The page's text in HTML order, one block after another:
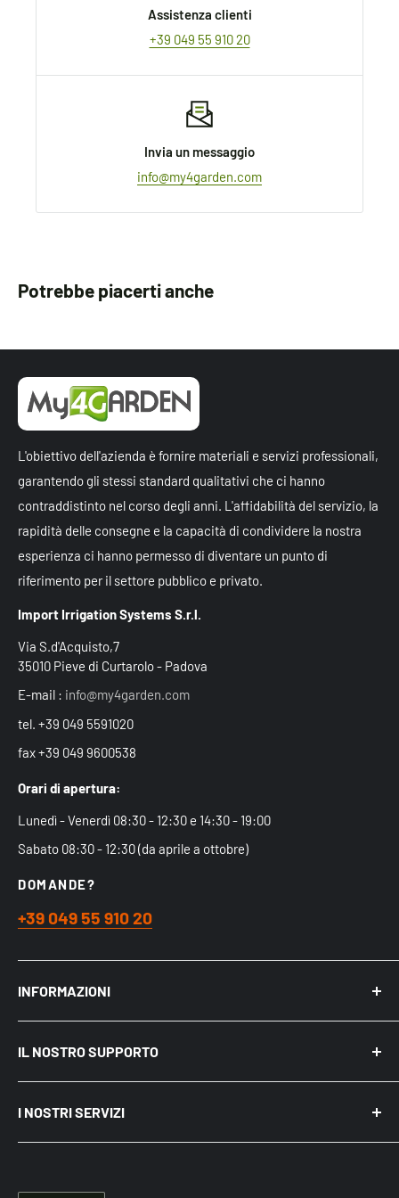
Assistenza clienti
+39 049 55 910 20
Invia un messaggio
info@my4garden.com
Potrebbe piacerti anche
L'obiettivo dell'azienda è fornire materiali e servizi professionali,
garantendo gli stessi standard qualitativi che ci hanno
contraddistinto nel corso degli anni. L'affidabilità del servizio, la
rapidità delle consegne e la capacità di condividere la nostra
esperienza ci hanno permesso di diventare un punto di
riferimento per il settore pubblico e privato.
Import Irrigation Systems S.r.l.
Via S.d'Acquisto,7
35010 Pieve di Curtarolo - Padova
E-mail : info@my4garden.com
tel. +39 049 5591020
fax +39 049 9600538
Orari di apertura:
Lunedì - Venerdì 08:30 - 12:30 e 14:30 - 19:00
Sabato 08:30 - 12:30 (da aprile a ottobre)
DOMANDE?
+39 049 55 910 20
INFORMAZIONI
Chi siamo
Acquistare nel Negozio Fisico
Spedizioni
Politica sulla riservatezza
IL NOSTRO SUPPORTO
Mio Account
Recensioni
Come acquistare
I NOSTRI SERVIZI
Punti di ritiro Merce